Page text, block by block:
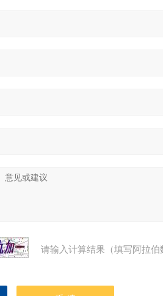
请输入计算结果（填写阿拉